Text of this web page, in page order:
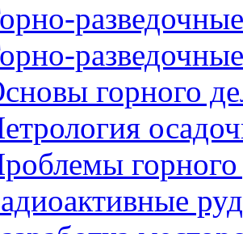
горного
горного